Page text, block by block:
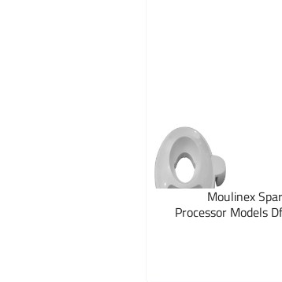
Moulinex
Processor Models